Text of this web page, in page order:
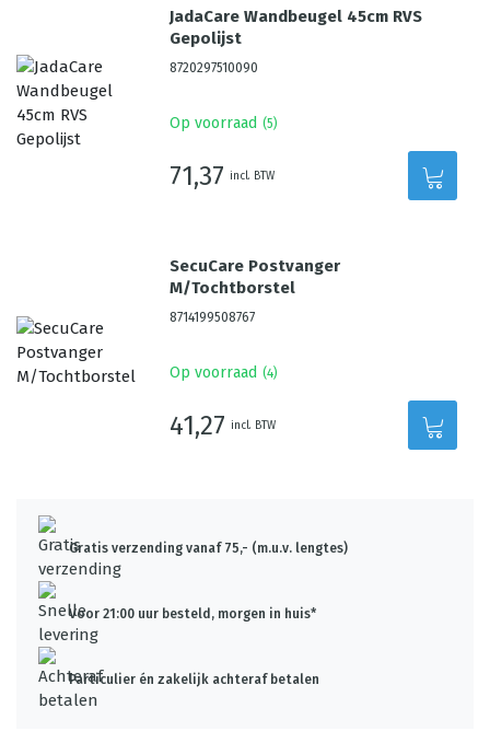
JadaCare Wandbeugel 45cm RVS
Gepolijst
8720297510090
Op voorraad (5)
71,37 incl. BTW
SecuCare Postvanger
M/Tochtborstel
8714199508767
Op voorraad (4)
41,27 incl. BTW
Gratis verzending vanaf 75,- (m.u.v. lengtes)
Voor 21:00 uur besteld, morgen in huis*
Particulier én zakelijk achteraf betalen